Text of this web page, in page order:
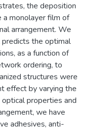
the deposition
monolayer film of
arrangement. We
the optimal
as a function of
ordering, to
structures were
effect by varying the
properties and
we have
adhesives, anti-